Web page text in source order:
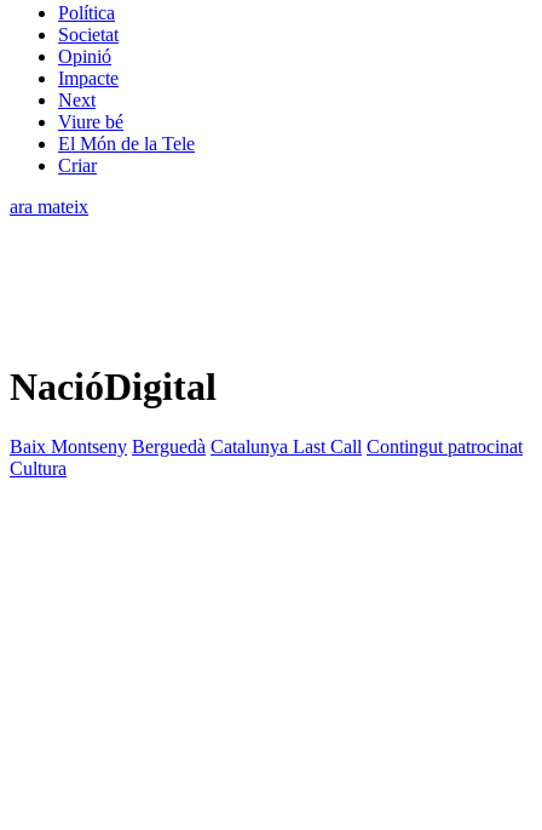
Política
Societat
Opinió
Impacte
Next
Viure bé
El Món de la Tele
Criar
ara mateix
NacióDigital
Baix Montseny Berguedà Catalunya Last Call Contingut patrocinat
Cultura